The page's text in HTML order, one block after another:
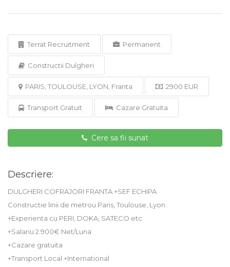
Terrat Recruitment Permanent
Constructii Dulgheri
PARIS, TOULOUSE, LYON, Franta 2900 EUR
Transport Gratuit Cazare Gratuita
Cere sa fii sunat
Descriere:
DULGHERI COFRAJORI FRANTA +SEF ECHIPA
Constructie linii de metrou Paris, Toulouse, Lyon
+Experienta cu PERI, DOKA, SATECO etc
+Salariu 2.900€ Net/Luna
+Cazare gratuita
+Transport Local +International